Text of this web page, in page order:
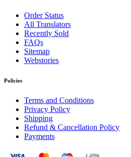
Order Status
All Translators
Recently Sold
FAQs
Sitemap
Webstories
Policies
Terms and Conditions
Privacy Policy
Shipping
Refund & Cancellation Policy
Payments